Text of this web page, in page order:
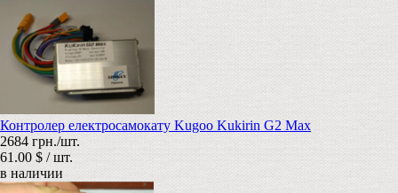
Контролер електросамокату Kugoo Kukirin G2 Max
2684 грн./шт.
61.00 $ / шт.
в наличии